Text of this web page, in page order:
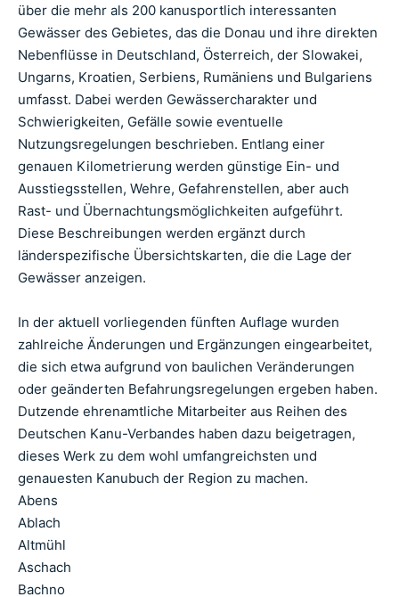
über die mehr als 200 kanusportlich interessanten
Gewässer des Gebietes, das die Donau und ihre direkten
Nebenflüsse in Deutschland, Österreich, der Slowakei,
Ungarns, Kroatien, Serbiens, Rumäniens und Bulgariens
umfasst. Dabei werden Gewässercharakter und
Schwierigkeiten, Gefälle sowie eventuelle
Nutzungsregelungen beschrieben. Entlang einer
genauen Kilometrierung werden günstige Ein- und
Ausstiegsstellen, Wehre, Gefahrenstellen, aber auch
Rast- und Übernachtungsmöglichkeiten aufgeführt.
Diese Beschreibungen werden ergänzt durch
länderspezifische Übersichtskarten, die die Lage der
Gewässer anzeigen.
In der aktuell vorliegenden fünften Auflage wurden
zahlreiche Änderungen und Ergänzungen eingearbeitet,
die sich etwa aufgrund von baulichen Veränderungen
oder geänderten Befahrungsregelungen ergeben haben.
Dutzende ehrenamtliche Mitarbeiter aus Reihen des
Deutschen Kanu-Verbandes haben dazu beigetragen,
dieses Werk zu dem wohl umfangreichsten und
genauesten Kanubuch der Region zu machen.
Abens
Ablach
Altmühl
Aschach
Bachno